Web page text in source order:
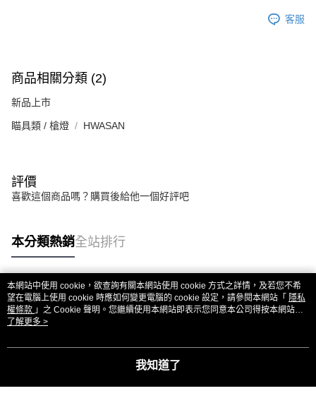
客服
商品相關分類 (2)
新品上市
瞄具類 / 槍燈 HWASAN
評價
喜歡這個商品嗎？購買後給他一個好評吧
本分類熱銷全站排行
熱門標籤
本網站中使用 cookie，欲查詢有關本網站使用 cookie 方式之詳情，及若您不希
望在電腦上使用 cookie 時應如何變更電腦的 cookie 設定，請參閱本網站「 隱私
權條款 」之 Cookie 聲明。您繼續使用本網站即表示您同意本公司得按本網站使
用條款之 Cookie 聲明使用 cookie。
了解更多 >
我知道了